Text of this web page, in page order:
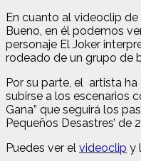
En cuanto al videoclip de
Bueno, en él podemos
personaje El Joker
rodeado de un grupo de
Por su parte, el artista
subirse a los escenarios
Gana” que seguirá los
Pequeños Desastres’ de
Puedes ver el videoclip y